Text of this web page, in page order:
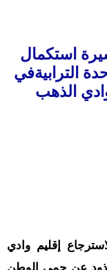
استكمال
الترابيةفي
الشعب المغربي الذكرى ال 43لاسترجاع إقليم وادي
عن حمى الوطن